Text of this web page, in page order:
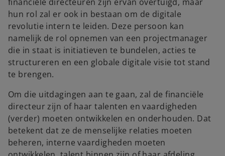
hun rol zal er ook in bestaan om de digitale
revolutie intern te leiden. Deze persoon kan
namelijk de rol opnemen van een projectmanager
die in staat is initiatieven te bundelen, acties te
structureren en een globale digitale visie tot stand
te brengen.
Om die uitdagingen aan te gaan, zal de financiële
directeur zijn of haar talenten en vaardigheden
(verder) moeten ontwikkelen en onderhouden. Dat
betekent dat ze de menselijke relaties moeten
beheren, interne vaardigheden moeten